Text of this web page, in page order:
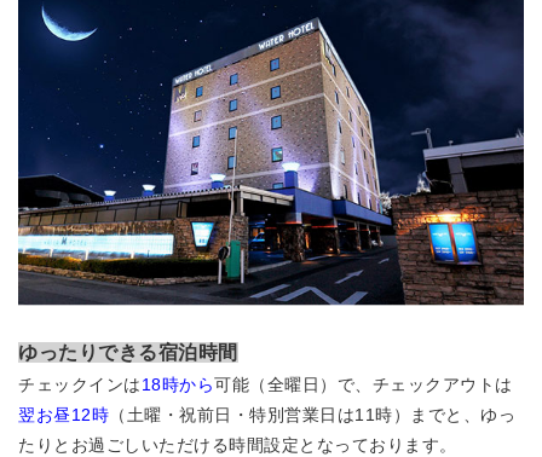
ゆったりできる宿泊時間
チェックインは18時から可能（全曜日）で、チェックアウトは
翌お昼12時 （土曜・祝前日・特別営業日は11時）までと、ゆっ
たりとお過ごしいただける時間設定となっております。